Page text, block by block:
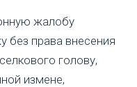
жалобу
без права внесения
голову,
измене,